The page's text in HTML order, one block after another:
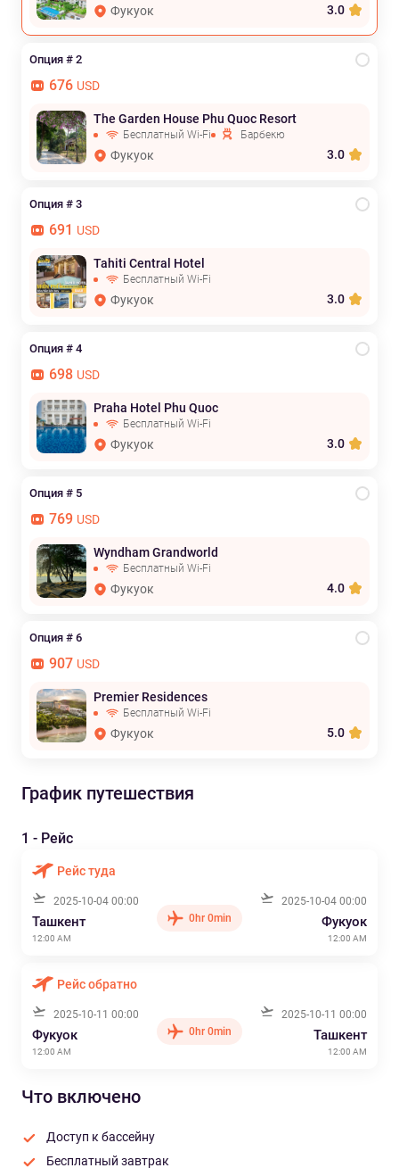
Фукуок 3.0
Опция # 2
676 USD
The Garden House Phu Quoc Resort
Бесплатный Wi-Fi Барбекю
Фукуок 3.0
Опция # 3
691 USD
Tahiti Central Hotel
Бесплатный Wi-Fi
Фукуок 3.0
Опция # 4
698 USD
Praha Hotel Phu Quoc
Бесплатный Wi-Fi
Фукуок 3.0
Опция # 5
769 USD
Wyndham Grandworld
Бесплатный Wi-Fi
Фукуок 4.0
Опция # 6
907 USD
Premier Residences
Бесплатный Wi-Fi
Фукуок 5.0
График путешествия
1 - Рейс
Рейс туда
2025-10-04 00:00
Ташкент
12:00 AM
0hr 0min
2025-10-04 00:00
Фукуок
12:00 AM
Рейс обратно
2025-10-11 00:00
Фукуок
12:00 AM
0hr 0min
2025-10-11 00:00
Ташкент
12:00 AM
Что включено
Доступ к бассейну
Бесплатный завтрак